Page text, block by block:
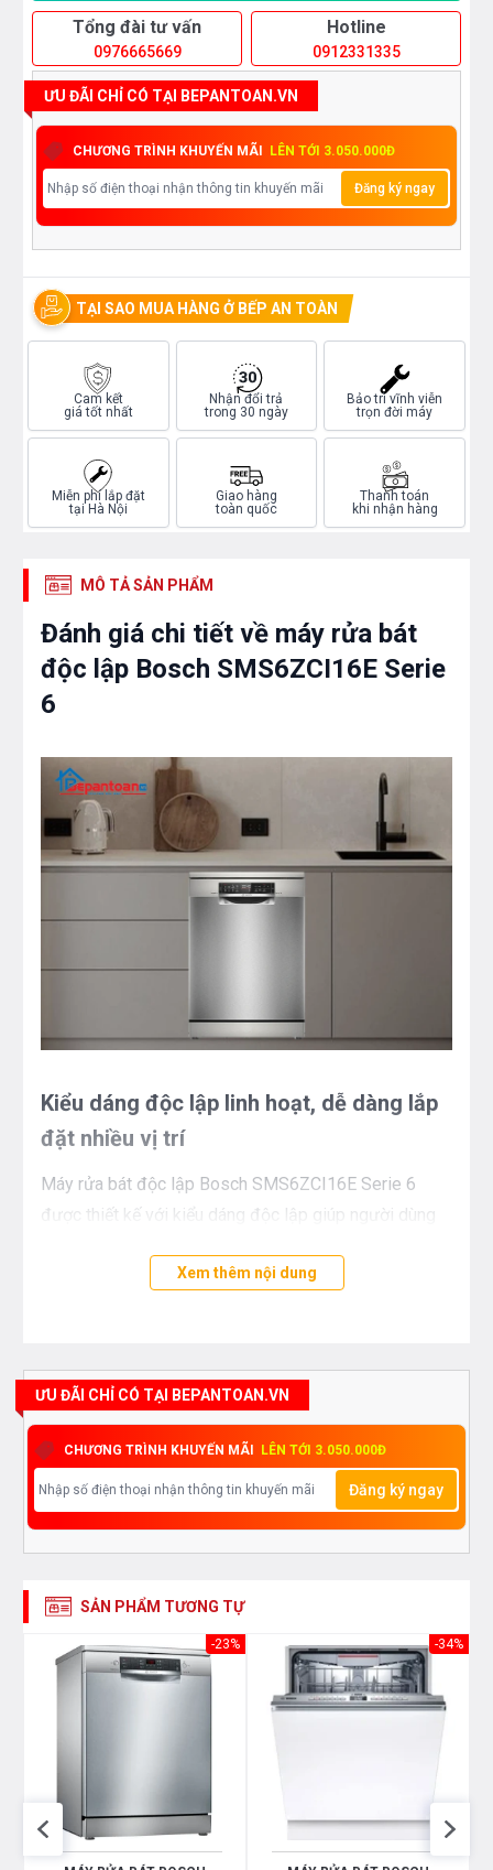
Tổng đài tư vấn
0976665669
Hotline
0912331335
ƯU ĐÃI CHỈ CÓ TẠI BEPANTOAN.VN
CHƯƠNG TRÌNH KHUYẾN MÃI LÊN TỚI 3.050.000Đ
Đăng ký ngay
TẠI SAO MUA HÀNG Ở BẾP AN TOÀN
Cam kết
giá tốt nhất
Nhận đổi trả
trong 30 ngày
Bảo trì vĩnh viễn
trọn đời máy
Miễn phí lắp đặt
tại Hà Nội
Giao hàng
toàn quốc
Thanh toán
khi nhận hàng
MÔ TẢ SẢN PHẨM
Đánh giá chi tiết về máy rửa bát
độc lập Bosch SMS6ZCI16E Serie
6
Kiểu dáng độc lập linh hoạt, dễ dàng lắp
đặt nhiều vị trí
Máy rửa bát độc lập Bosch SMS6ZCI16E Serie 6
được thiết kế với kiểu dáng độc lập giúp người dùng
lắp đặt tại nhiều vị trí khác nhau từ lắp dương bên
Xem thêm nội dung
ƯU ĐÃI CHỈ CÓ TẠI BEPANTOAN.VN
CHƯƠNG TRÌNH KHUYẾN MÃI LÊN TỚI 3.050.000Đ
Đăng ký ngay
SẢN PHẨM TƯƠNG TỰ
-23% -34%